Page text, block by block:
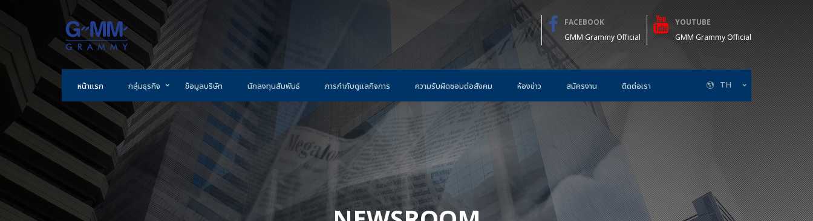
FACEBOOK
GMM Grammy Official
YOUTUBE
GMM Grammy Official
หน้าแรก กลุ่มธุรกิจ ข้อมูลบริษัท นักลงทุนสัมพันธ์ การกำกับดูแลกิจการ ความรับผิดชอบต่อสังคม ห้องข่าว สมัครงาน ติดต่อเรา TH